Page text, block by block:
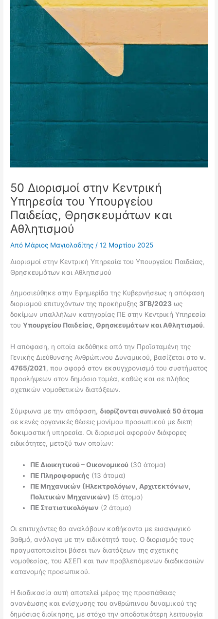
50 Διορισμοί στην Κεντρική
Υπηρεσία του Υπουργείου
Παιδείας, Θρησκευμάτων και
Αθλητισμού
Από Μάριος Μαγιολαδίτης /12 Μαρτίου 2025
Διορισμοί στην Κεντρική Υπηρεσία του Υπουργείου Παιδείας,
Θρησκευμάτων και Αθλητισμού
Δημοσιεύθηκε στην Εφημερίδα της Κυβερνήσεως η απόφαση
διορισμού επιτυχόντων της προκήρυξης 3ΓΒ/2023 ως
δοκίμων υπαλλήλων κατηγορίας ΠΕ στην Κεντρική Υπηρεσία
τουΥπουργείου Παιδείας, Θρησκευμάτων και Αθλητισμού.
Η απόφαση, η οποία εκδόθηκε από την Προϊσταμένη της
Γενικής Διεύθυνσης Ανθρώπινου Δυναμικού, βασίζεται στον.
4765/2021, που αφορά στον εκσυγχρονισμό του συστήματος
προσλήψεων στον δημόσιο τομέα, καθώς και σε πλήθος
σχετικών νομοθετικών διατάξεων.
Σύμφωνα με την απόφαση, διορίζονται συνολικά 50 άτομα
σε κενές οργανικές θέσεις μονίμου προσωπικού με διετή
δοκιμαστική υπηρεσία. Οι διορισμοί αφορούν διάφορες
ειδικότητες, μεταξύ των οποίων:
ΠΕ Διοικητικού – Οικονομικού (30 άτομα)
ΠΕ Πληροφορικής (13 άτομα)
ΠΕ Μηχανικών (Ηλεκτρολόγων, Αρχιτεκτόνων,
Πολιτικών Μηχανικών) (5 άτομα)
ΠΕ Στατιστικολόγων (2 άτομα)
Οι επιτυχόντες θα αναλάβουν καθήκοντα με εισαγωγικό
βαθμό, ανάλογα με την ειδικότητά τους. Ο διορισμός τους
πραγματοποιείται βάσει των διατάξεων της σχετικής
νομοθεσίας, του ΑΣΕΠ και των προβλεπόμενων διαδικασιών
κατανομής προσωπικού.
Η διαδικασία αυτή αποτελεί μέρος της προσπάθειας
ανανέωσης και ενίσχυσης του ανθρώπινου δυναμικού της
δημόσιας διοίκησης, με στόχο την αποδοτικότερη λειτουργία